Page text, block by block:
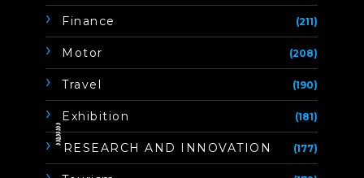
Finance (211)
Motor (208)
Travel (190)
Exhibition (181)
ิิีิิิิิRESEARCH AND INNOVATION (177)